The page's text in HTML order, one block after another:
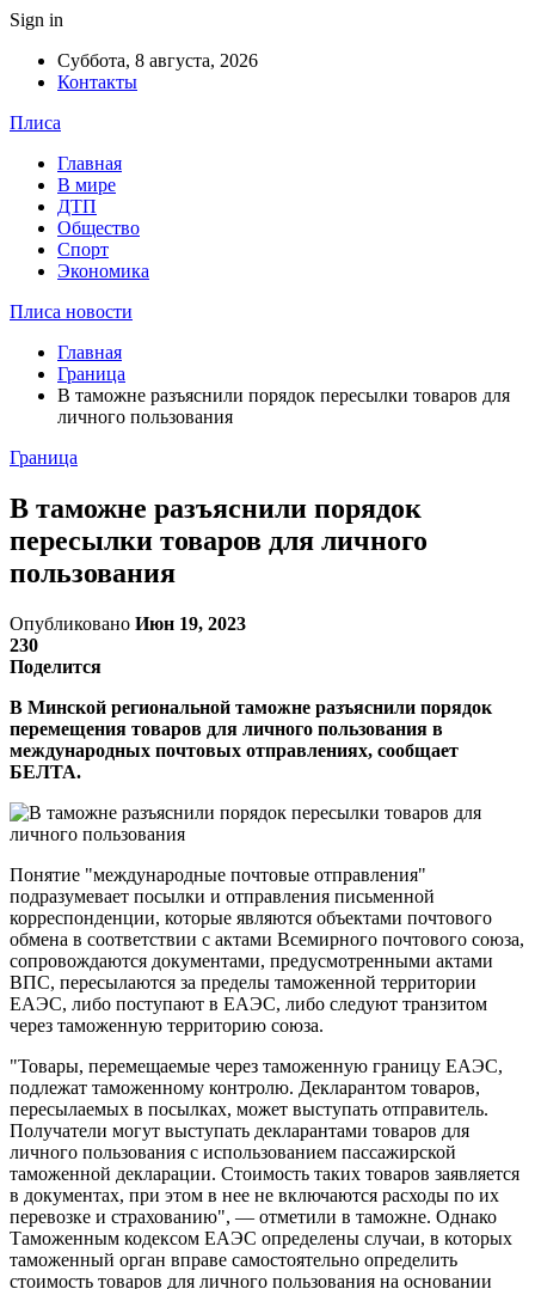
Sign in
Суббота, 8 августа, 2026
Контакты
Плиса
Главная
В мире
ДТП
Общество
Спорт
Экономика
Плиса новости
Главная
Граница
В таможне разъяснили порядок пересылки товаров для
личного пользования
Граница
В таможне разъяснили порядок
пересылки товаров для личного
пользования
Опубликовано Июн 19, 2023
230
Поделится
В Минской региональной таможне разъяснили порядок
перемещения товаров для личного пользования в
международных почтовых отправлениях, сообщает
БЕЛТА.
Понятие "международные почтовые отправления"
подразумевает посылки и отправления письменной
корреспонденции, которые являются объектами почтового
обмена в соответствии с актами Всемирного почтового союза,
сопровождаются документами, предусмотренными актами
ВПС, пересылаются за пределы таможенной территории
ЕАЭС, либо поступают в ЕАЭС, либо следуют транзитом
через таможенную территорию союза.
"Товары, перемещаемые через таможенную границу ЕАЭС,
подлежат таможенному контролю. Декларантом товаров,
пересылаемых в посылках, может выступать отправитель.
Получатели могут выступать декларантами товаров для
личного пользования с использованием пассажирской
таможенной декларации. Стоимость таких товаров заявляется
в документах, при этом в нее не включаются расходы по их
перевозке и страхованию", — отметили в таможне. Однако
Таможенным кодексом ЕАЭС определены случаи, в которых
таможенный орган вправе самостоятельно определить
стоимость товаров для личного пользования на основании